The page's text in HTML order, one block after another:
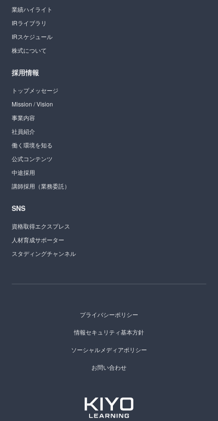
業績ハイライト
IRライブラリ
IRスケジュール
株式について
採用情報
トップメッセージ
Mission / Vision
事業内容
社員紹介
働く環境を知る
公式コンテンツ
中途採用
講師採用（業務委託）
SNS
資格取得エクスプレス
人材育成サポーター
スタディングチャンネル
プライバシーポリシー
情報セキュリティ基本方針
ソーシャルメディアポリシー
お問い合わせ